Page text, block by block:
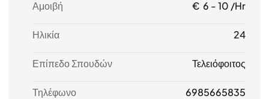
Αμοιβή € 6 - 10 /hr
Ηλικία 24
Επίπεδο Σπουδών Τελειόφοιτος
Τηλέφωνο 6985665835